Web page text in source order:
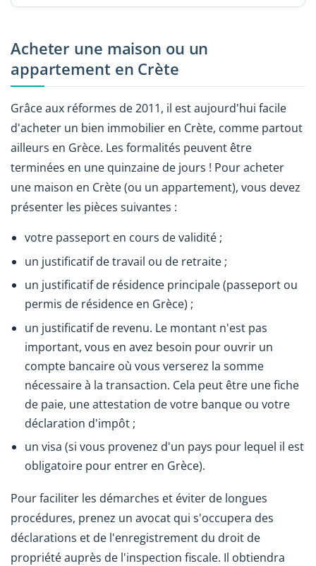
Acheter une maison ou un
appartement en Crète
Grâce aux réformes de 2011, il est aujourd'hui facile
d'acheter un bien immobilier en Crète, comme partout
ailleurs en Grèce. Les formalités peuvent être
terminées en une quinzaine de jours ! Pour acheter
une maison en Crète (ou un appartement), vous devez
présenter les pièces suivantes :
votre passeport en cours de validité ;
un justificatif de travail ou de retraite ;
un justificatif de résidence principale (passeport ou
permis de résidence en Grèce) ;
un justificatif de revenu. Le montant n'est pas
important, vous en avez besoin pour ouvrir un
compte bancaire où vous verserez la somme
nécessaire à la transaction. Cela peut être une fiche
de paie, une attestation de votre banque ou votre
déclaration d'impôt ;
un visa (si vous provenez d'un pays pour lequel il est
obligatoire pour entrer en Grèce).
Pour faciliter les démarches et éviter de longues
procédures, prenez un avocat qui s'occupera des
déclarations et de l'enregistrement du droit de
propriété auprès de l'inspection fiscale. Il obtiendra